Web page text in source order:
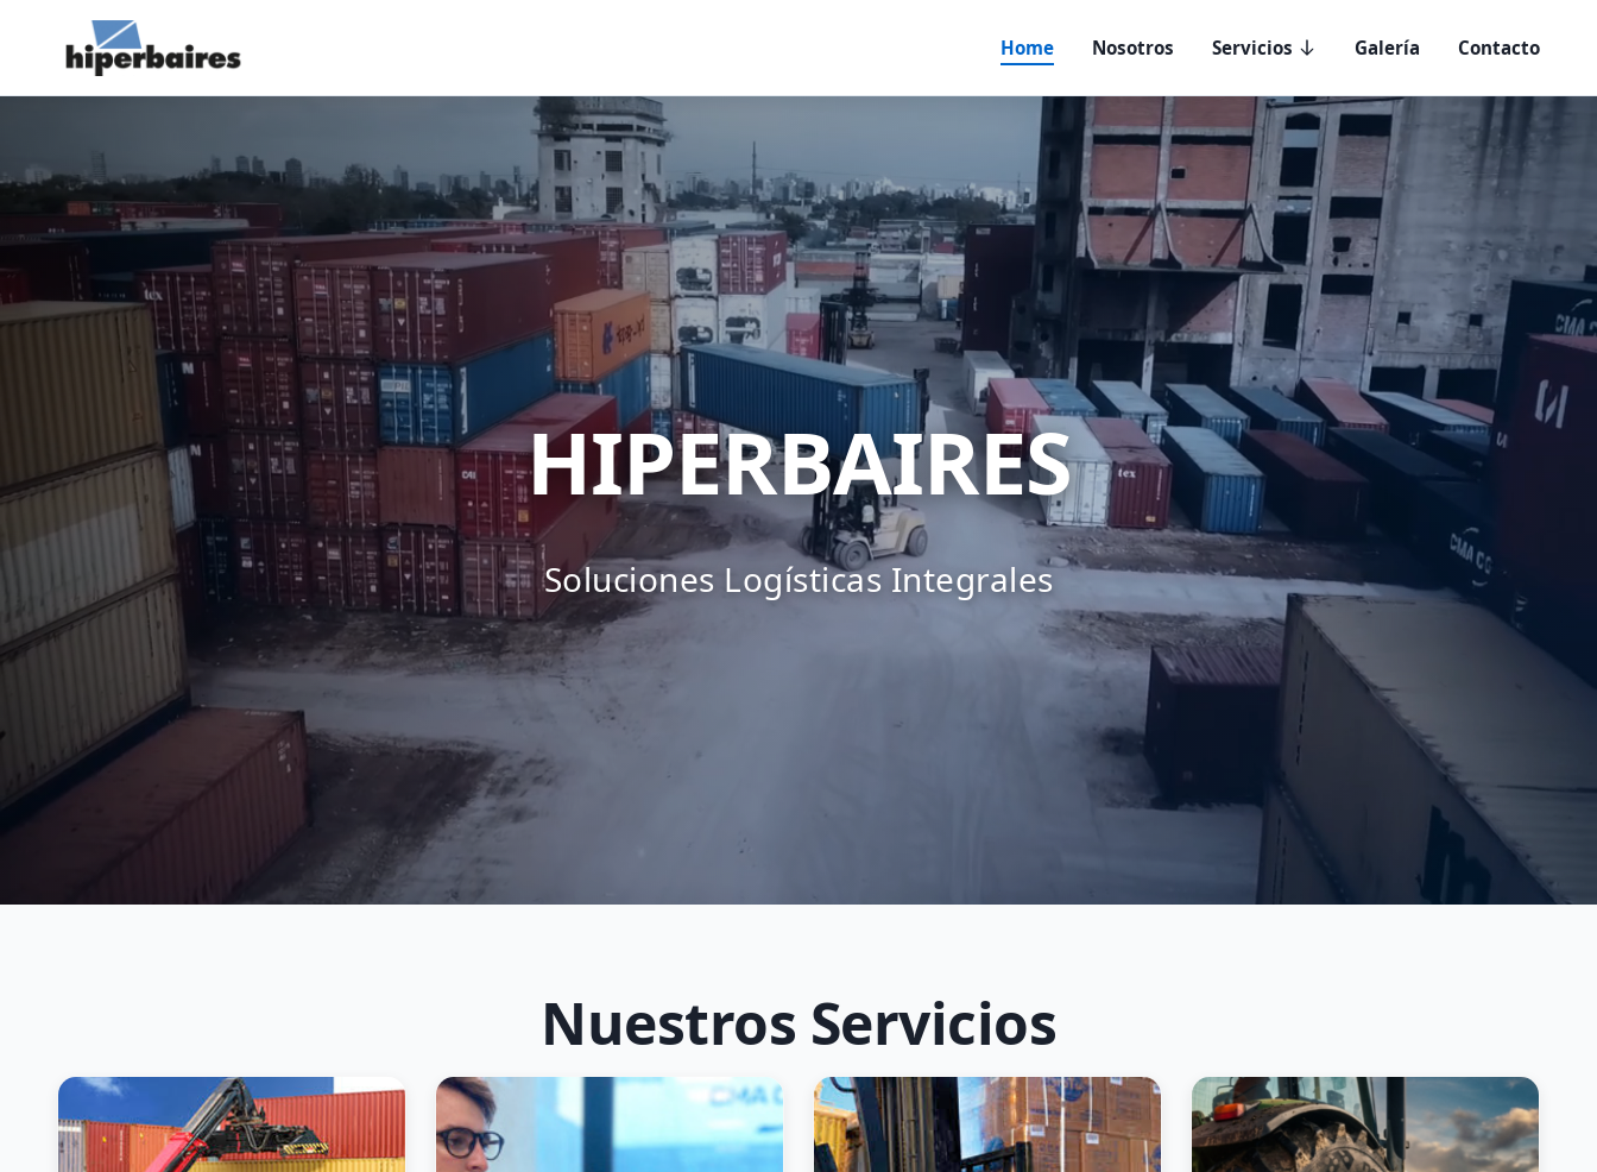
Home Nosotros Servicios Galería Contacto
HIPERBAIRES
Soluciones Logísticas Integrales
Nuestros Servicios